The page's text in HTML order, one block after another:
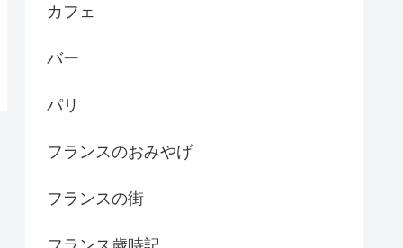
カフェ
バー
パリ
フランスのおみやげ
フランスの街